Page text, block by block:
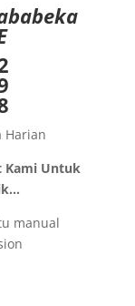
Harian
Kami Untuk
manual